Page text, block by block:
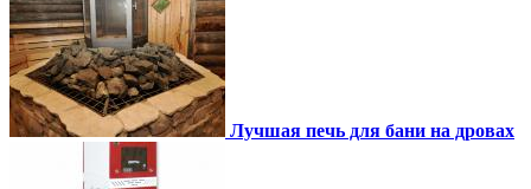
Лучшая печь для бани на дровах